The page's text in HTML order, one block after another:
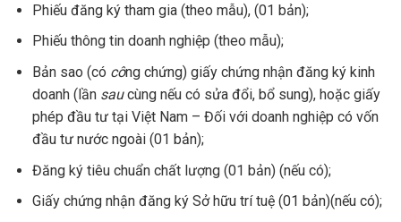
Phiếu đăng ký tham gia (theo mẫu), (01 bản);
Phiếu thông tin doanh nghiệp (theo mẫu);
Bản sao (có công chứng) giấy chứng nhận đăng ký kinh
doanh (lần saucùng nếu có sửa đổi, bổ sung), hoặc giấy
phép đầu tư tại Việt Nam – Đối với doanh nghiệp có vốn
đầu tư nước ngoài (01 bản);
Đăng ký tiêu chuẩn chất lượng (01 bản) (nếu có);
Giấy chứng nhận đăng ký Sở hữu trí tuệ (01 bản)(nếu có);